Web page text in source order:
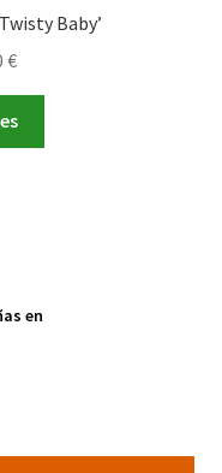
Baby’
€Rango
precios:
desde
en